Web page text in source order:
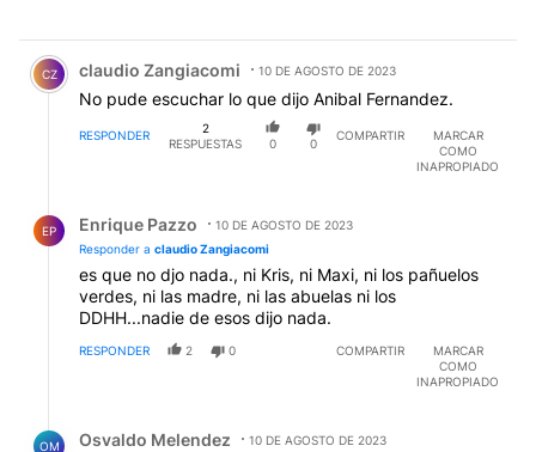
Comentario de claudio Zangiacomi.
CZ claudio Zangiacomi 10 DE AGOSTO DE 2023
No pude escuchar lo que dijo Anibal Fernandez.
RESPONDER
2
RESPUESTAS
0 0
COMPARTIR
MARCAR
COMO
INAPROPIADO
EP Enrique Pazzo
10 DE AGOSTO DE 2023
Responder a claudio Zangiacomi
es que no djo nada., ni Kris, ni Maxi, ni los pañuelos
verdes, ni las madre, ni las abuelas ni los
DDHH...nadie de esos dijo nada.
RESPONDER 2 0 COMPARTIR
MARCAR
COMO
INAPROPIADO
OM Osvaldo Melendez
10 DE AGOSTO DE 2023